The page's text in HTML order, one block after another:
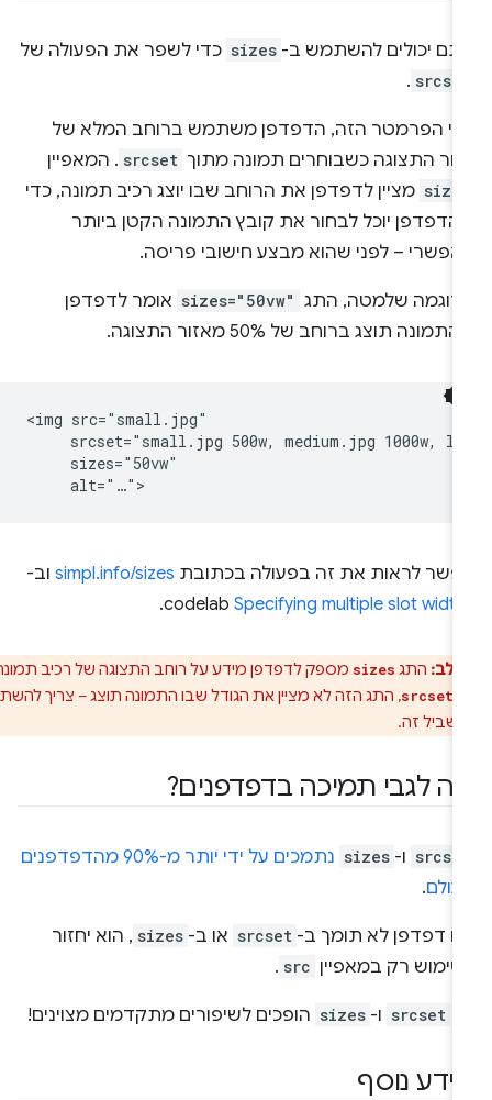
יכולים להשתמש ב- sizes כדי לשפר את הפעולה של
.
הפרמטר הזה, הדפדפן משתמש ברוחב המלא של
התצוגה כשבוחרים תמונה מתוך srcset . המאפיין
מציין לדפדפן את הרוחב שבו יוצג רכיב תמונה, כדי
יוכל לבחור את קובץ התמונה הקטן ביותר
– לפני שהוא מבצע חישובי פריסה.
שלמטה, התג sizes="50vw" אומר לדפדפן
תוצג ברוחב של 50% מאזור התצוגה.
<img src="small.jpg"
srcset="small.jpg 500w, medium.jpg 1000w,
     sizes="50vw"
לראות את זה בפעולה בכתובתsimpl.info/sizesוב-
codelabSpecifying multiple slot
.
התגsizesמספק לדפדפן מידע על רוחב התצוגה של רכיב תמונה.
srcset, התג הזה לא מציין את הגודל שבו התמונה תוצג – צריך להשתמש
לגבי תמיכה בדפדפנים?
ו- sizes
נתמכים על ידי יותר מ-90% מהדפדפנים
.
דפדפן לא תומך ב- srcset או ב- sizes , הוא יחזור
רק במאפיין src
.
srcset ו- sizes הופכים לשיפורים מתקדמים מצוינים!
נוסף